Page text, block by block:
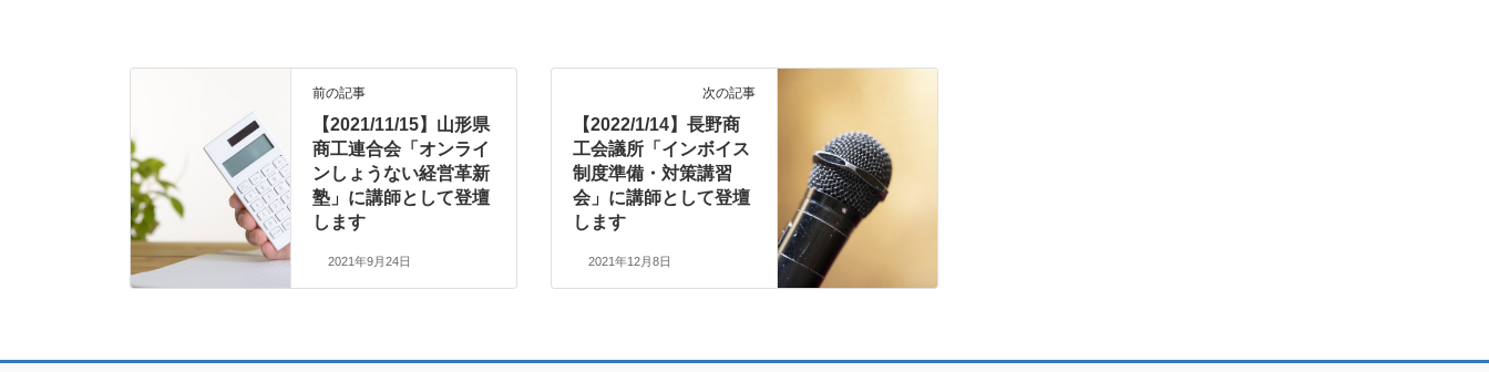
前の記事
【2021/11/15】山形県
商工連合会「オンライ
ンしょうない経営革新
塾」に講師として登壇
します
2021年9月24日
次の記事
【2022/1/14】長野商
工会議所「インボイス
制度準備・対策講習
会」に講師として登壇
します
2021年12月8日